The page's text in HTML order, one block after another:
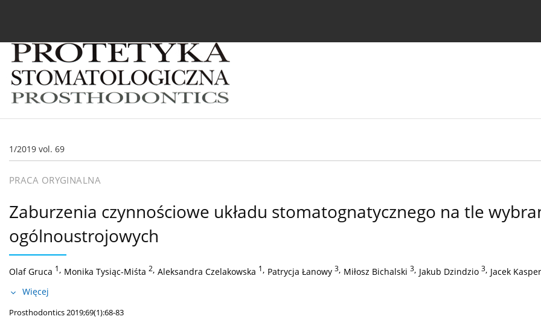
1/2019 vol. 69
PRACA ORYGINALNA
Zaburzenia czynnościowe układu stomatognatycznego na tle
ogólnoustrojowych
Olaf Gruca 1, Monika Tysiąc-Miśta 2, Aleksandra Czelakowska 1, Patrycja Łanowy 3, Miłosz Bichalski 3, Jakub Dzindzio 3, Jacek
Więcej
Prosthodontics 2019;69(1):68-83